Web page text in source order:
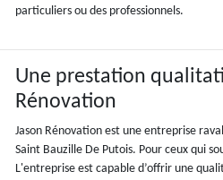
particuliers ou des professionnels.
Une prestation
Rénovation
Jason Rénovation est une entreprise
Saint Bauzille De Putois. Pour ceux qui
L'entreprise est capable d’offrir une